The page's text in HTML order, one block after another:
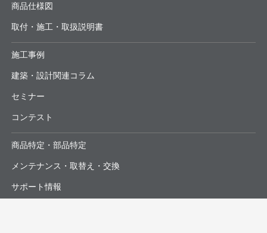
商品仕様図
取付・施工・取扱説明書
施工事例
建築・設計関連コラム
セミナー
コンテスト
商品特定・部品特定
メンテナンス・取替え・交換
サポート情報